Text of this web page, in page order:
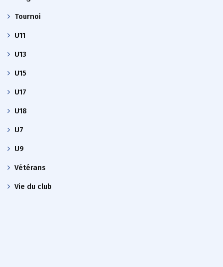
Tournoi
U11
U13
U15
U17
U18
U7
U9
Vétérans
Vie du club